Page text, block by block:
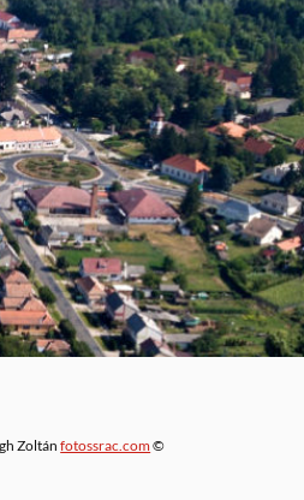
Zoltánfotossrac.com©